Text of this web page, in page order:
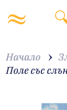
Начало
Поле със